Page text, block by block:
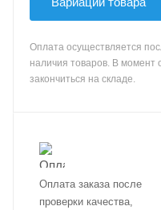
Оплата осуществляется
наличия товаров. В момент
закончиться на складе.
Оплата заказа после
проверки качества,